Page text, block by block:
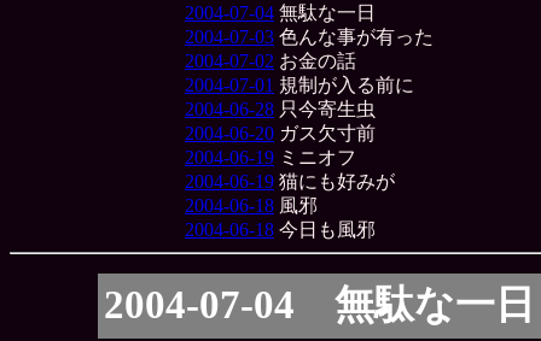
2004-07-04 無駄な一日
2004-07-03 色んな事が有った
2004-07-02 お金の話
2004-07-01 規制が入る前に
2004-06-28 只今寄生虫
2004-06-20 ガス欠寸前
2004-06-19 ミニオフ
2004-06-19 猫にも好みが
2004-06-18 風邪
2004-06-18 今日も風邪
2004-07-04 無駄な一日